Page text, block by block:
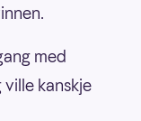
med
kanskje